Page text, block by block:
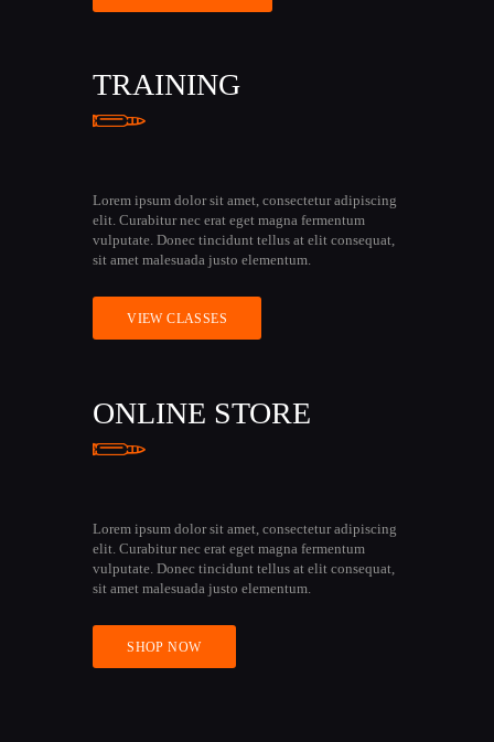
TRAINING
Lorem ipsum dolor sit amet, consectetur adipiscing
elit. Curabitur nec erat eget magna fermentum
vulputate. Donec tincidunt tellus at elit consequat,
sit amet malesuada justo elementum.
VIEW CLASSES
ONLINE STORE
Lorem ipsum dolor sit amet, consectetur adipiscing
elit. Curabitur nec erat eget magna fermentum
vulputate. Donec tincidunt tellus at elit consequat,
sit amet malesuada justo elementum.
SHOP NOW